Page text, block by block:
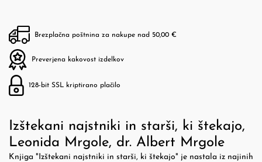
Brezplačna poštnina za nakupe nad 50,00 €
Preverjena kakovost izdelkov
128-bit SSL kriptirano plačilo
Izštekani najstniki in starši, ki štekajo,
Leonida Mrgole, dr. Albert Mrgole
Knjiga "Izštekani najstniki in starši, ki štekajo" je nastala iz najinih